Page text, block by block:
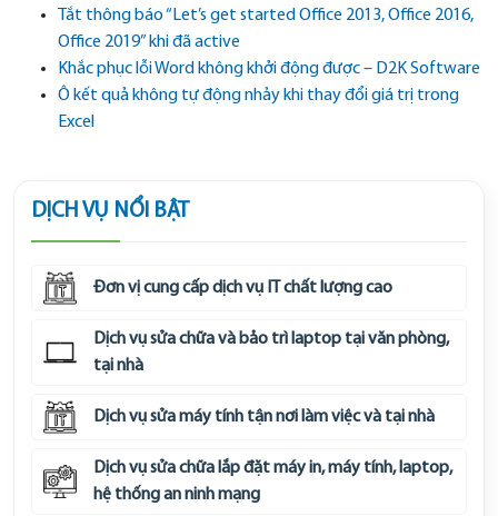
Tắt thông báo “Let’s get started Office 2013, Office 2016,
Office 2019” khi đã active
Khắc phục lỗi Word không khởi động được – D2K Software
Ô kết quả không tự động nhảy khi thay đổi giá trị trong
Excel
DỊCH VỤ NỔI BẬT
Đơn vị cung cấp dịch vụ IT chất lượng cao
Dịch vụ sửa chữa và bảo trì laptop tại văn phòng,
tại nhà
Dịch vụ sửa máy tính tận nơi làm việc và tại nhà
Dịch vụ sửa chữa lắp đặt máy in, máy tính, laptop,
hệ thống an ninh mạng